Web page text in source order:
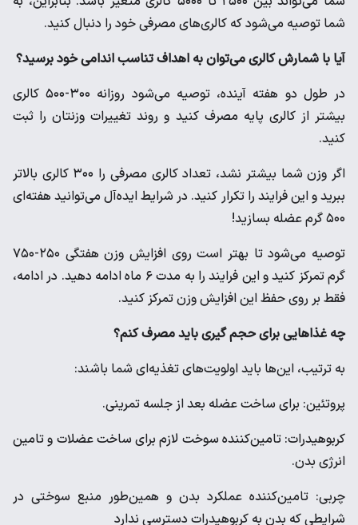
شما توصیه می‌شود که کالری‌های مصرفی خود را دنبال کنید.
آیا با شمارش کالری می‌توان به اهداف تناسب اندامی خود برسید؟
در طول دو هفته آینده، توصیه می‌شود روزانه ۳۰۰-۵۰۰ کالری
بیشتر از کالری پایه مصرف کنید و روند تغییرات وزنتان را ثبت
کنید.
اگر وزن شما بیشتر نشد، تعداد کالری مصرفی را ۳۰۰ کالری بالاتر
ببرید و این فرایند را تکرار کنید. در شرایط ایده‌آل می‌توانید هفته‌ای
۵۰۰ گرم عضله بسازید!
توصیه می‌شود تا بهتر است روی افزایش وزن هفتگی ۲۵۰-۷۵۰
گرم تمرکز کنید و این فرایند را به مدت ۶ ماه ادامه دهید. در ادامه،
فقط بر روی حفظ این افزایش وزن تمرکز کنید.
چه غذاهایی برای حجم گیری باید مصرف کنم؟
به ترتیب، این‌ها باید اولویت‌های تغذیه‌ای شما باشند:
پروتئین: برای ساخت عضله بعد از جلسه تمرینی.
کربوهیدرات: تامین‌کننده سوخت لازم برای ساخت عضلات و تامین
انرژی بدن.
چربی: تامین‌کننده عملکرد بدن و همین‌طور منبع سوختی در
شرایطی که بدن به کربوهیدرات دسترسی ندارد